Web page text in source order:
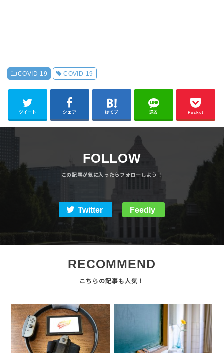
COVID-19 COVID-19
ツイート シェア はてブ 送る Pocket
FOLLOW
Twitter Feedly
RECOMMEND